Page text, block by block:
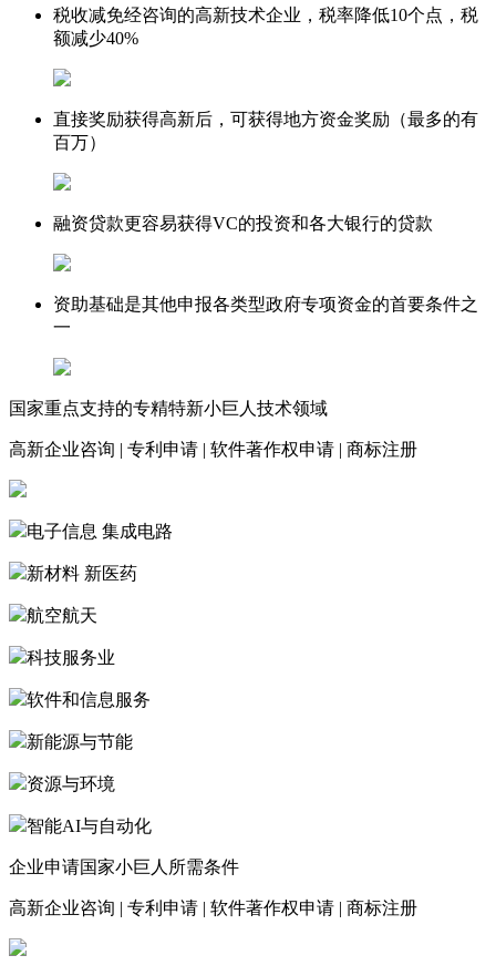
税收减免经咨询的高新技术企业，税率降低10个点，税
额减少40%
直接奖励获得高新后，可获得地方资金奖励（最多的有
百万）
融资贷款更容易获得VC的投资和各大银行的贷款
资助基础是其他申报各类型政府专项资金的首要条件之
一
国家重点支持的专精特新小巨人技术领域
高新企业咨询 | 专利申请 | 软件著作权申请 | 商标注册
电子信息 集成电路
新材料 新医药
航空航天
科技服务业
软件和信息服务
新能源与节能
资源与环境
智能AI与自动化
企业申请国家小巨人所需条件
高新企业咨询 | 专利申请 | 软件著作权申请 | 商标注册